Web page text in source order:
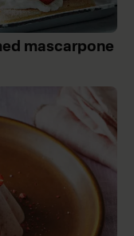
mascarpone